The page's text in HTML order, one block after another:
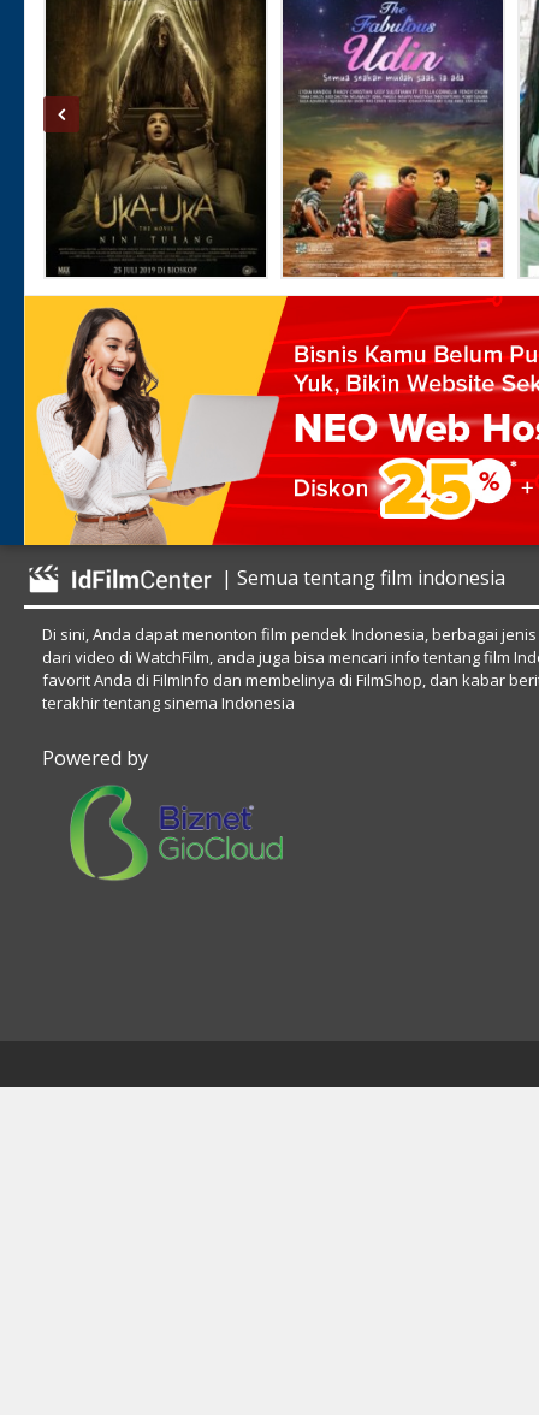
| Semua tentang film indonesia
Di sini, Anda dapat menonton film pendek Indonesia, berbagai
dari video di WatchFilm, anda juga bisa mencari info tentang film
favorit Anda di FilmInfo dan membelinya di FilmShop, dan kabar
terakhir tentang sinema Indonesia
Powered by